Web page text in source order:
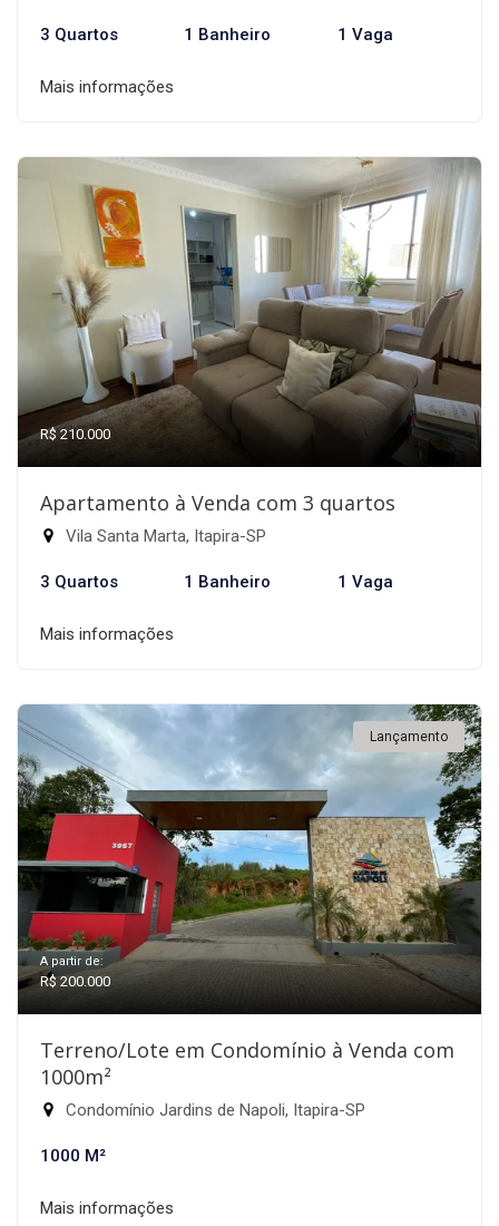
3 Quartos 1 Banheiro 1 Vaga
Mais informações
R$ 210.000
Apartamento à Venda com 3 quartos
Vila Santa Marta, Itapira-SP
3 Quartos 1 Banheiro 1 Vaga
Mais informações
Lançamento
A partir de:
R$ 200.000
Terreno/Lote em Condomínio à Venda com
1000m²
Condomínio Jardins de Napoli, Itapira-SP
1000 M²
Mais informações